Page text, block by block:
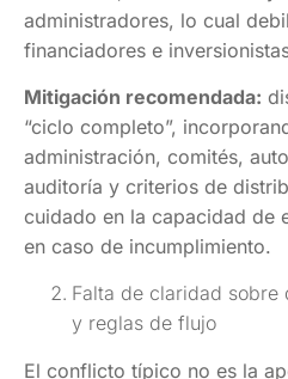
administradores, lo cual
financiadores e
Mitigación recomendada:
“ciclo completo”,
administración, comités,
auditoría y criterios de
cuidado en la capacidad de
en caso de incumplimiento.
Falta de claridad sobre
y reglas de flujo
El conflicto típico no es la